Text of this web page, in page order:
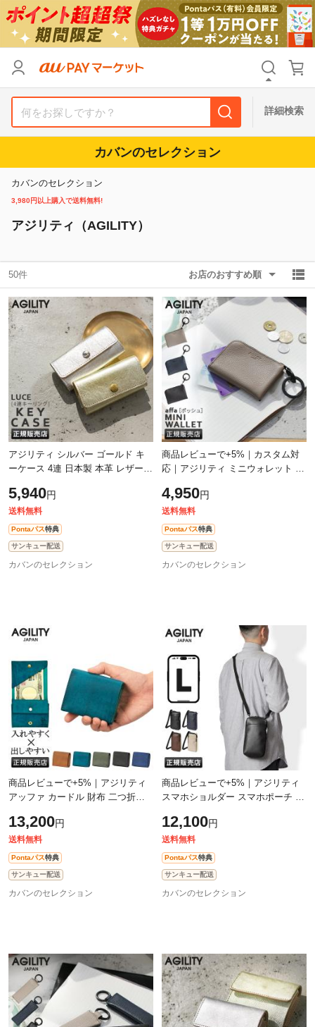
詳細検索
カバンのセレクション
カバンのセレクション
3,980円以上購入で送料無料!
アジリティ（AGILITY）
50件 お店のおすすめ順
アジリティ シルバー ゴールド キ
ーケース 4連 日本製 本革 レザー
0276
5,940円
送料無料
Pontaパス特典
サンキュー配送
カバンのセレクション
商品レビューで+5%｜カスタム対
応｜アジリティ ミニウォレット ミ
字ファスナー SGシュリンク
AGILITY 0
4,950円
送料無料
Pontaパス特典
サンキュー配送
カバンのセレクション
商品レビューで+5%｜アジリティ
アッファ カードル 財布 二つ折り
ォレット メンズ レディース
AGILITY
13,200円
送料無料
Pontaパス特典
サンキュー配送
カバンのセレクション
商品レビューで+5%｜アジリティ
スマホショルダー スマホポーチ メ
布機能付き 本革 レザー スマホポ
シ
12,100円
送料無料
Pontaパス特典
サンキュー配送
カバンのセレクション
支払い方法
送料無料
Pontaパス特典対象すべて
キーワード
リセット
支払い方法
送料無料
Pontaパス特典対象すべて
キーワード